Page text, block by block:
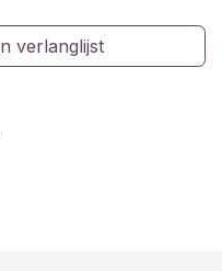
verlanglijst